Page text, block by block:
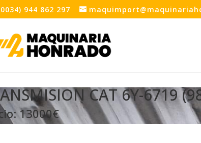
944 862 297
CAT 6Y-6719
13000€